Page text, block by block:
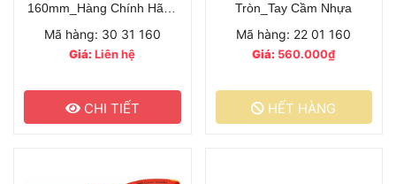
160mm_Hàng Chính Hãng
Đức
Mã hàng: 30 31 160
Giá:Liên hệ
CHI TIẾT
Tròn_Tay Cầm Nhựa
Mã hàng: 22 01 160
Giá: 560.000₫
HẾT HÀNG